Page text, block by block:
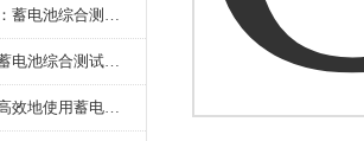
蓄电池故障快速诊断：蓄电池综合测试仪判断落后电池的方法与标准
符合电力检测标准：蓄电池综合测试仪测试规范与精度校准方法详解
操作指南：如何安全高效地使用蓄电池智能活化仪？